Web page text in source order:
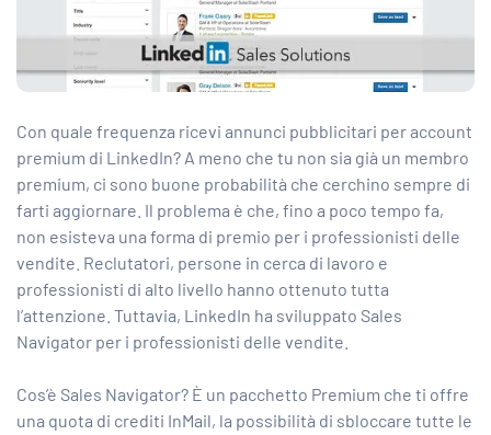
Con quale frequenza ricevi annunci pubblicitari per account
premium di LinkedIn? A meno che tu non sia già un membro
premium, ci sono buone probabilità che cerchino sempre di
farti aggiornare. Il problema è che, fino a poco tempo fa,
non esisteva una forma di premio per i professionisti delle
vendite. Reclutatori, persone in cerca di lavoro e
professionisti di alto livello hanno ottenuto tutta
l’attenzione. Tuttavia, LinkedIn ha sviluppato Sales
Navigator per i professionisti delle vendite.
Cos’è Sales Navigator? È un pacchetto Premium che ti offre
una quota di crediti InMail, la possibilità di sbloccare tutte le